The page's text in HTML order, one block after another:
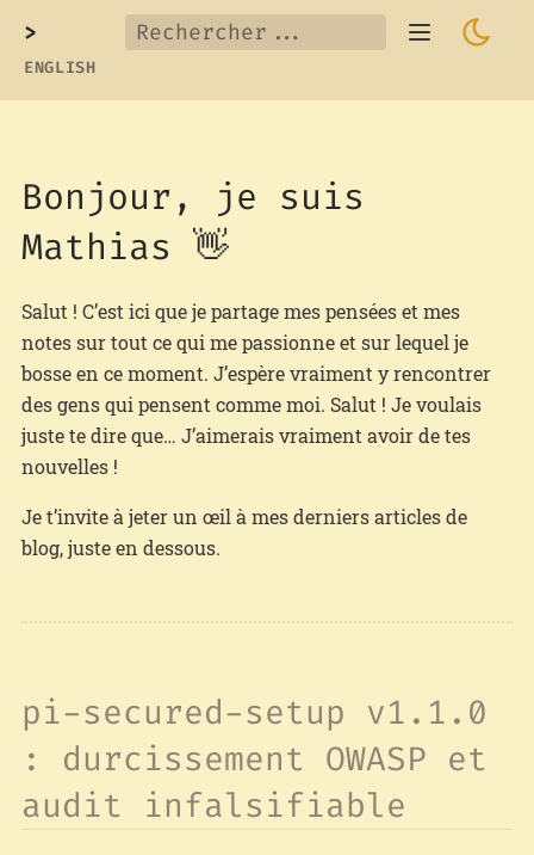
>
ENGLISH
Bonjour, je suis
Mathias 👋
Salut ! C’est ici que je partage mes pensées et mes
notes sur tout ce qui me passionne et sur lequel je
bosse en ce moment. J’espère vraiment y rencontrer
des gens qui pensent comme moi. Salut ! Je voulais
juste te dire que… J’aimerais vraiment avoir de tes
nouvelles !
Je t’invite à jeter un œil à mes derniers articles de
blog, juste en dessous.
pi-secured-setup v1.1.0
: durcissement OWASP et
audit infalsifiable